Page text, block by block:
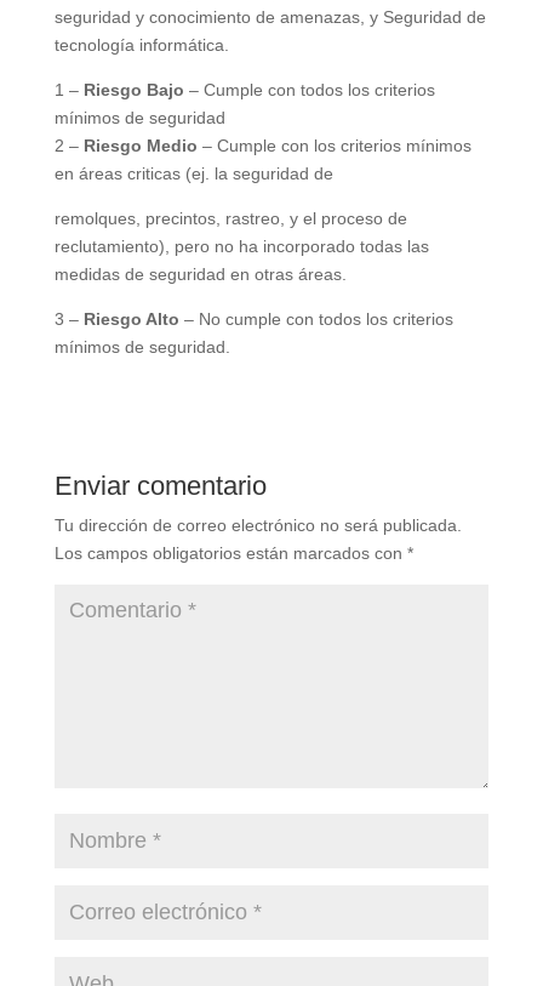
seguridad y conocimiento de amenazas, y Seguridad de
tecnología informática.
1 – Riesgo Bajo – Cumple con todos los criterios
mínimos de seguridad
2 – Riesgo Medio – Cumple con los criterios mínimos
en áreas criticas (ej. la seguridad de
remolques, precintos, rastreo, y el proceso de
reclutamiento), pero no ha incorporado todas las
medidas de seguridad en otras áreas.
3 – Riesgo Alto – No cumple con todos los criterios
mínimos de seguridad.
Enviar comentario
Tu dirección de correo electrónico no será publicada.
Los campos obligatorios están marcados con *